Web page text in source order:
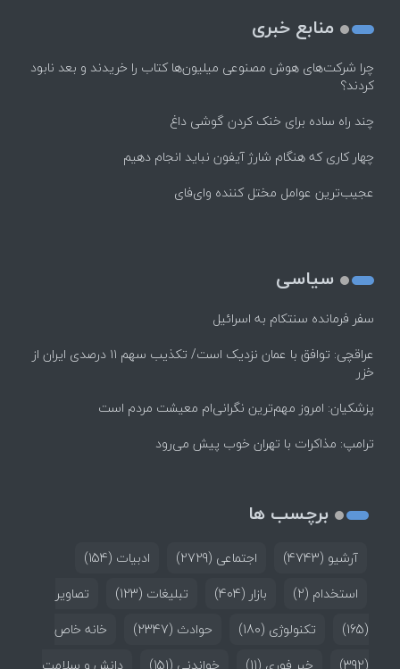
منابع خبری
چرا شرکت‌های هوش مصنوعی میلیون‌ها کتاب را خریدند و بعد نابود
کردند؟
چند راه‌ ساده برای خنک کردن گوشی داغ
چهار کاری که هنگام شارژ آیفون نباید انجام دهیم
عجیب‌ترین عوامل مختل کننده وای‌فای
سیاسی
سفر فرمانده سنتکام به اسرائیل
عراقچی: توافق با عمان نزدیک است/ تکذیب سهم ۱۱ درصدی ایران از
خزر
پزشکیان: امروز مهم‌ترین نگرانی‌ام معیشت مردم است
ترامپ: مذاکرات با تهران خوب پیش می‌رود
برچسب ها
آرشیو (4743) اجتماعی (2729) ادبیات (154)
استخدام (2) بازار (404) تبلیغات (123)
تصاویر
(165)
تکنولوژی (180) حوادث (2347)
خانه خاص